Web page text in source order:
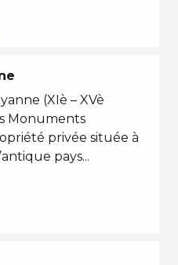
(XIè – XVè
Monuments
privée située à
pays...